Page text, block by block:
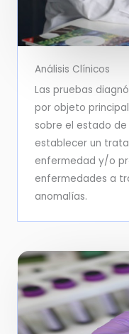
Análisis Clínicos
Las pruebas
por objeto
sobre el estado
establecer un
enfermedad y/o
enfermedades a
anomalías.